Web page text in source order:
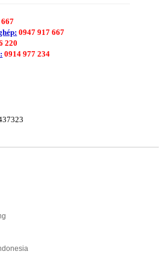
0947 917 667
220
0914 977 234